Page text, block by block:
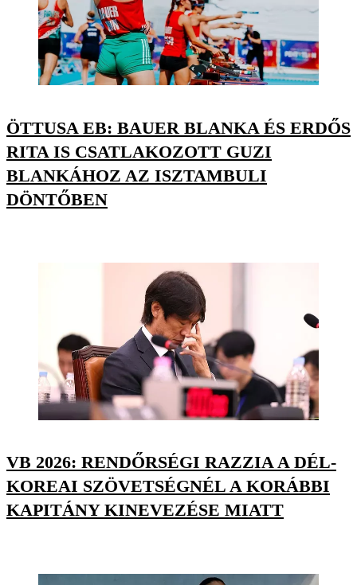
ÖTTUSA EB: BAUER BLANKA ÉS ERDŐS
RITA IS CSATLAKOZOTT GUZI
BLANKÁHOZ AZ ISZTAMBULI
DÖNTŐBEN
VB 2026: RENDŐRSÉGI RAZZIA A DÉL-
KOREAI SZÖVETSÉGNÉL A KORÁBBI
KAPITÁNY KINEVEZÉSE MIATT